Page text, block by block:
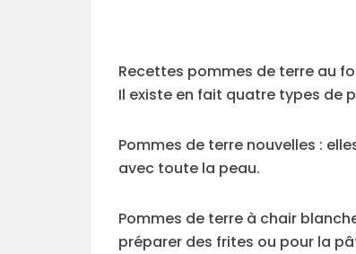
Recettes pommes de terre au
Il existe en fait quatre types de
Pommes de terre nouvelles :
avec toute la peau.
Pommes de terre à chair
préparer des frites ou pour la